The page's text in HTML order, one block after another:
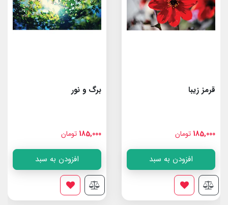
قرمز زیبا
185,000 تومان
افزودن به سبد
برگ و نور
185,000 تومان
افزودن به سبد